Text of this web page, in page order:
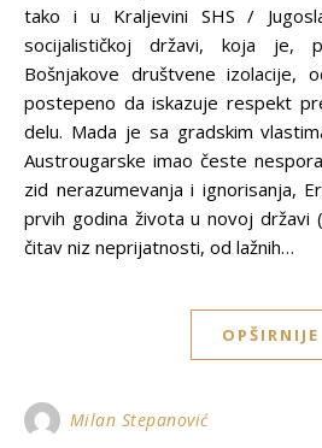
tako i u Kraljevini SHS /
socijalističkoj državi, koja je,
Bošnjakove društvene izolacije,
postepeno da iskazuje respekt
delu. Mada je sa gradskim
Austrougarske imao česte
zid nerazumevanja i ignorisanja,
prvih godina života u novoj državi
čitav niz neprijatnosti, od lažnih…
OPŠIRNIJE
Milan Stepanović